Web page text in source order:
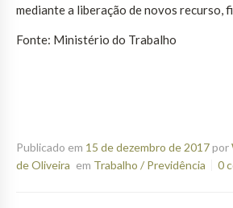
mediante a liberação de novos recurso,
Fonte: Ministério do Trabalho
Publicado em 15 de dezembro de 2017por
de Oliveira em Trabalho / Previdência 0